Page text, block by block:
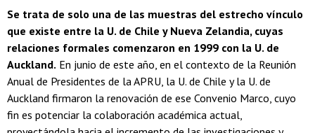
Se trata de solo una de las muestras del estrecho vínculo
que existe entre la U. de Chile y Nueva Zelandia, cuyas
relaciones formales comenzaron en 1999 con la U. de
Auckland. En junio de este año, en el contexto de la Reunión
Anual de Presidentes de la APRU, la U. de Chile y la U. de
Auckland firmaron la renovación de ese Convenio Marco, cuyo
fin es potenciar la colaboración académica actual,